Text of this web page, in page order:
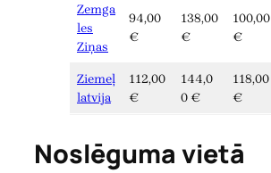
Zemga
les
Ziņas
94,00
€
138,00
€
100,00
€
Ziemeļ
latvija
112,00
€
144,0
0 €
118,00
€
Noslēguma vietā